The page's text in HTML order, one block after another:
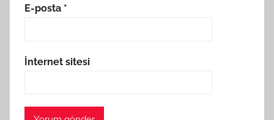
E-posta *
İnternet sitesi